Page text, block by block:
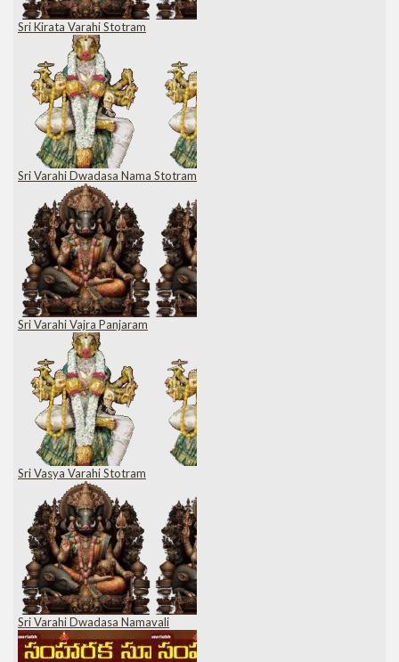
Sri Kirata Varahi Stotram
Sri Varahi Dwadasa Nama Stotram
Sri Varahi Vajra Panjaram
Sri Vasya Varahi Stotram
Sri Varahi Dwadasa Namavali